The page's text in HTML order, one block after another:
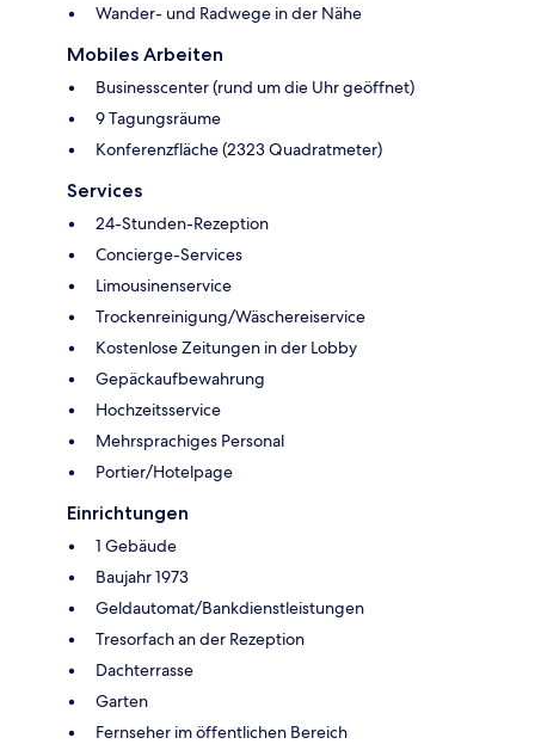
Wander- und Radwege in der Nähe
Mobiles Arbeiten
Businesscenter (rund um die Uhr geöffnet)
9 Tagungsräume
Konferenzfläche (2323 Quadratmeter)
Services
24-Stunden-Rezeption
Concierge-Services
Limousinenservice
Trockenreinigung/Wäschereiservice
Kostenlose Zeitungen in der Lobby
Gepäckaufbewahrung
Hochzeitsservice
Mehrsprachiges Personal
Portier/Hotelpage
Einrichtungen
1 Gebäude
Baujahr 1973
Geldautomat/Bankdienstleistungen
Tresorfach an der Rezeption
Dachterrasse
Garten
Fernseher im öffentlichen Bereich